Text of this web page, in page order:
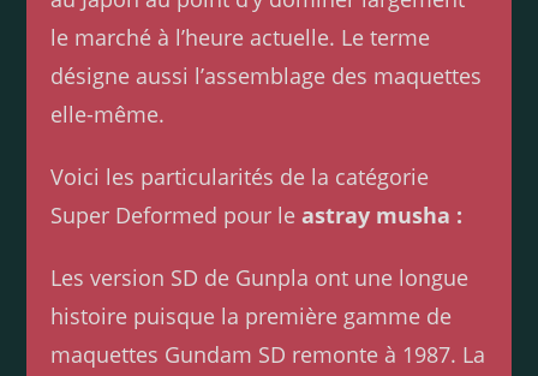
le marché à l’heure actuelle. Le terme
désigne aussi l’assemblage des maquettes
elle-même.
Voici les particularités de la catégorie
Super Deformed pour leastray musha :
Les version SD de Gunpla ont une longue
histoire puisque la première gamme de
maquettes Gundam SD remonte à 1987. La